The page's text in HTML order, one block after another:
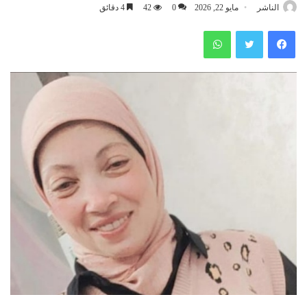
الناشر مايو 22, 2026 0
42
فيسبوك تويتر واتساب